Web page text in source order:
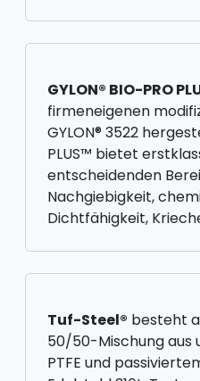
GYLON® BIO-PRO
firmeneigenen
GYLON® 3522
PLUS™ bietet
entscheidenden
Nachgiebigkeit,
Dichtfähigkeit,
Tuf-Steel® besteht
50/50-Mischung
PTFE und